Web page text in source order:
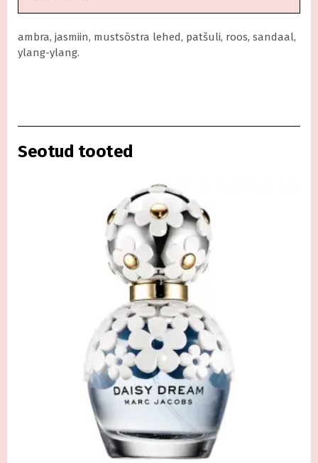
ambra, jasmiin, mustsõstra lehed, patšuli, roos, sandaal,
ylang-ylang.
Seotud tooted